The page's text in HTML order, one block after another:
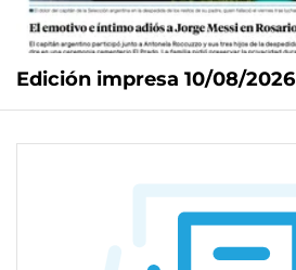
Edición impresa 10/08/2026